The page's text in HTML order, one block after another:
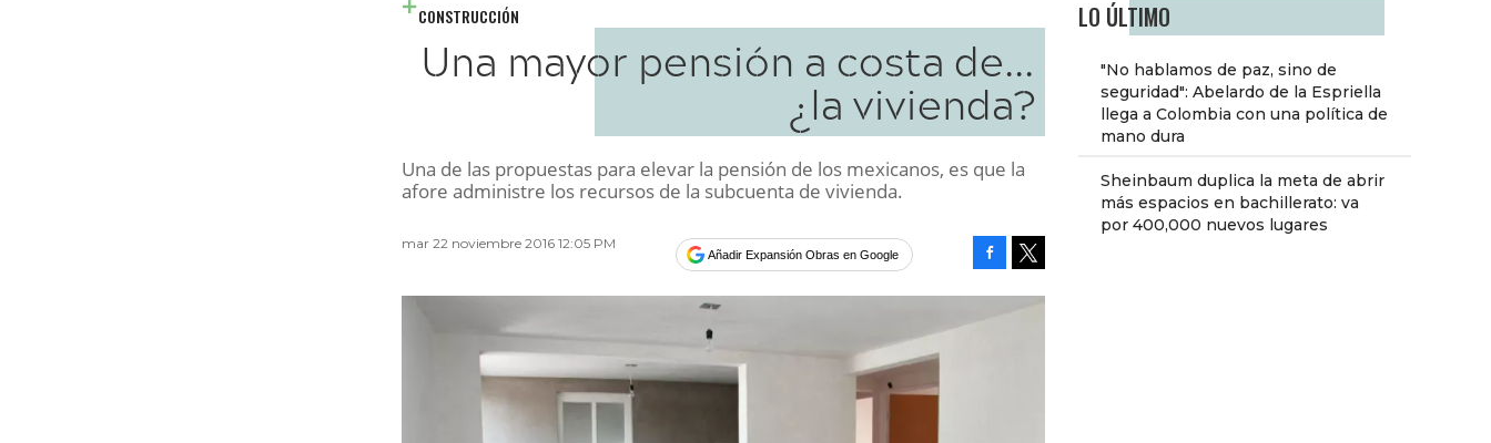
LO ÚLTIMO
"No hablamos de paz, sino de
seguridad": Abelardo de la Espriella
llega a Colombia con una política de
mano dura
Sheinbaum duplica la meta de abrir
más espacios en bachillerato: va
por 400,000 nuevos lugares
CONSTRUCCIÓN
Una mayor pensión a costa de...
¿la vivienda?
Una de las propuestas para elevar la pensión de los mexicanos, es que la
afore administre los recursos de la subcuenta de vivienda.
mar 22 noviembre 2016 12:05 PM
Añadir Expansión Obras en Google